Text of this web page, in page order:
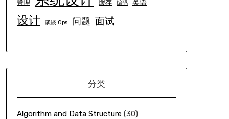
管理 缓存 编码 英语
设计 谈谈 Ops 问题 面试
分类
Algorithm and Data Structure (30)